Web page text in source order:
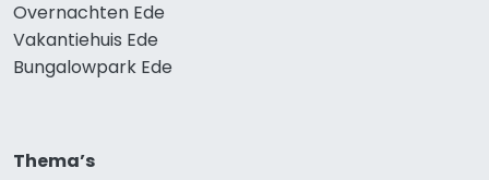
Overnachten Ede
Vakantiehuis Ede
Bungalowpark Ede
Thema’s